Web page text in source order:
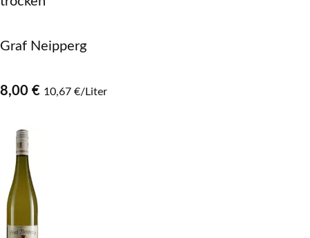
Graf Neipperg
8,00 € 10,67 €/Liter